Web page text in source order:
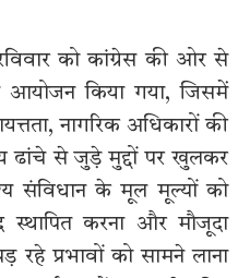
को कांग्रेस की ओर से
आयोजन किया गया, जिसमें
नागरिक अधिकारों की
ढांचे से जुड़े मुद्दों पर खुलकर
संविधान के मूल मूल्यों को
करना और मौजूदा
रहे प्रभावों को सामने लाना